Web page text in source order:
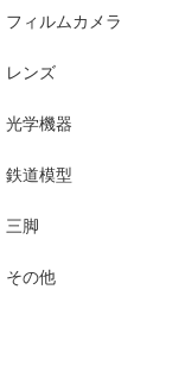
フィルムカメラ
レンズ
光学機器
鉄道模型
三脚
その他